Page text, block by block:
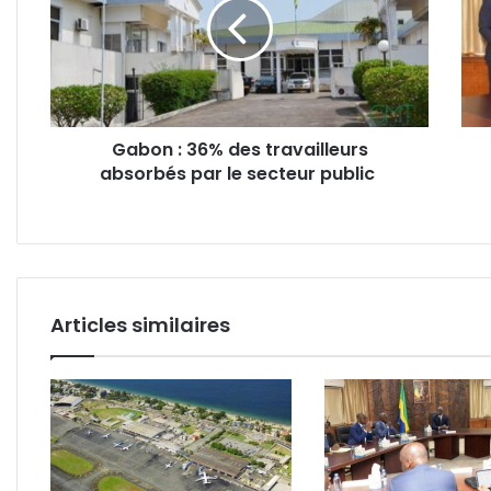
des
travailleurs
absorbés
le
secteur
Gabon : 36% des travailleurs
absorbés par le secteur public
des
Articles similaires